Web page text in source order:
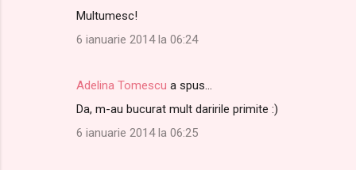
Multumesc!
6 ianuarie 2014 la 06:24
Adelina Tomescu a spus…
Da, m-au bucurat mult daririle primite :)
6 ianuarie 2014 la 06:25